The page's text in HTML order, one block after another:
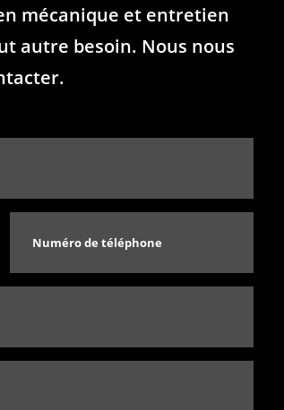
mécanique et entretien
autre besoin. Nous nous